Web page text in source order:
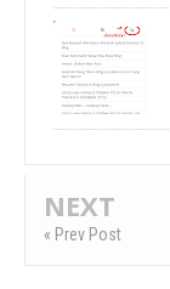
NEXT
« Prev Post